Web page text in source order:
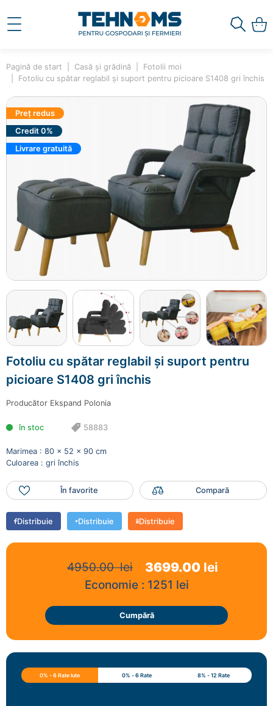
Pagină de start Casă și grădină
Fotolii moi
Fotoliu cu spătar reglabil și suport pentru picioare S1408 gri închis
Preț redus
Credit 0%
Livrare gratuită
Fotoliu cu spătar reglabil și suport pentru
picioare S1408 gri închis
Producător Ekspand Polonia
în stoc 58883
Marimea : 80 x 52 x 90 cm
Culoarea : gri închis
În favorite Compară
Distribuie Distribuie Distribuie
4950.00lei 3699.00 lei
Economie : 1251 lei
Cumpără
Ai adăugat în coș
suport pentru picioare S1408
gri închis
58883
3699.00 lei
Mai adaugă produse
Finalizează comanda
0% - 6 Rate Iute 0% - 6 Rate 8% - 12 Rate